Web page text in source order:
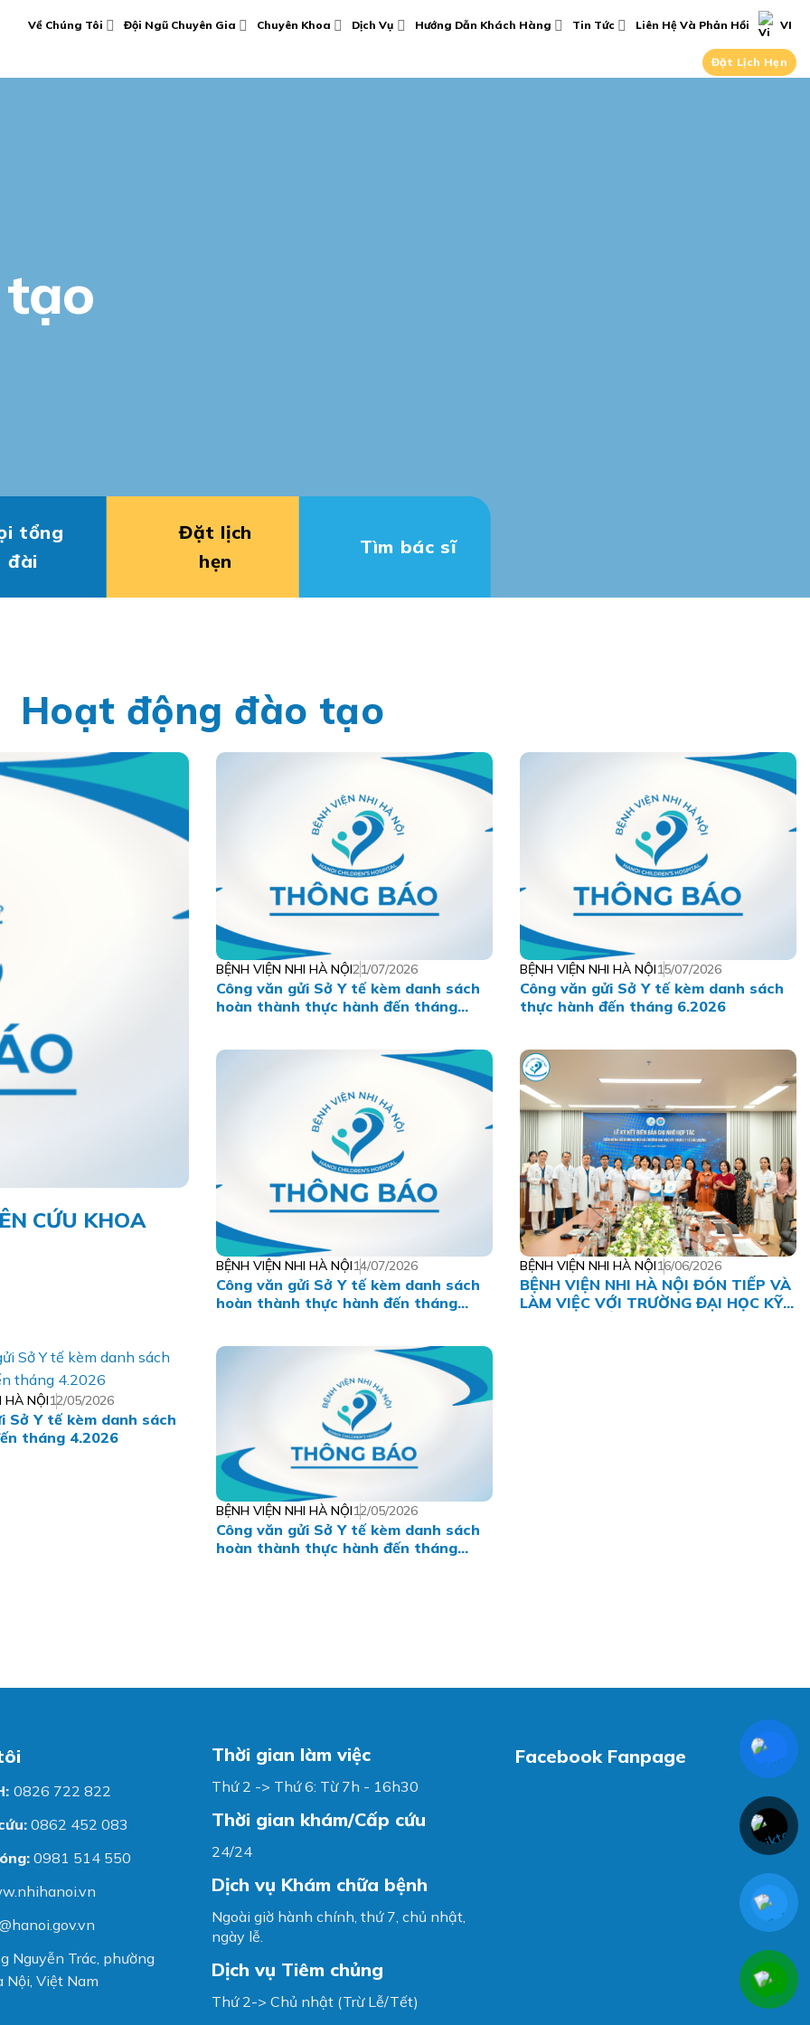
Về Chúng Tôi Đội Ngũ Chuyên Gia Chuyên Khoa Dịch Vụ Hướng Dẫn Khách Hàng Tin Tức Liên Hệ Và Phản Hồi VI
Đặt Lịch Hẹn
tổng
đài
Đặt lịch
hẹn
Tìm bác sĩ
Hoạt động đào tạo
CỨU KHOA
BỆNH VIỆN NHI HÀ NỘI21/07/2026
Công văn gửi Sở Y tế kèm danh sách
hoàn thành thực hành đến tháng
BỆNH VIỆN NHI HÀ NỘI15/07/2026
Công văn gửi Sở Y tế kèm danh sách
thực hành đến tháng 6.2026
BỆNH VIỆN NHI HÀ NỘI14/07/2026
Công văn gửi Sở Y tế kèm danh sách
hoàn thành thực hành đến tháng
BỆNH VIỆN NHI HÀ NỘI16/06/2026
BỆNH VIỆN NHI HÀ NỘI ĐÓN TIẾP VÀ
LÀM VIỆC VỚI TRƯỜNG ĐẠI HỌC KỸ
HÀ NỘI12/05/2026
Sở Y tế kèm danh sách
tháng 4.2026
BỆNH VIỆN NHI HÀ NỘI12/05/2026
Công văn gửi Sở Y tế kèm danh sách
hoàn thành thực hành đến tháng
0826 722 822
0862 452 083
0981 514 550
Nguyễn Trác, phường
Nội, Việt Nam
Thời gian làm việc
Thứ 2 -> Thứ 6: Từ 7h - 16h30
Thời gian khám/Cấp cứu
24/24
Dịch vụ Khám chữa bệnh
Ngoài giờ hành chính, thứ 7, chủ nhật,
ngày lễ.
Dịch vụ Tiêm chủng
Thứ 2-> Chủ nhật (Trừ Lễ/Tết)
Facebook Fanpage